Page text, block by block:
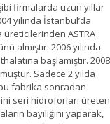
firmalarda uzun yıllar
yılında İstanbul’da
üreticilerinden ASTRA
almıştır. 2006 yılında
başlamıştır. 2008
Sadece 2 yılda
fabrika sonradan
seri hidroforları üreten
bayiliğini yaparak,